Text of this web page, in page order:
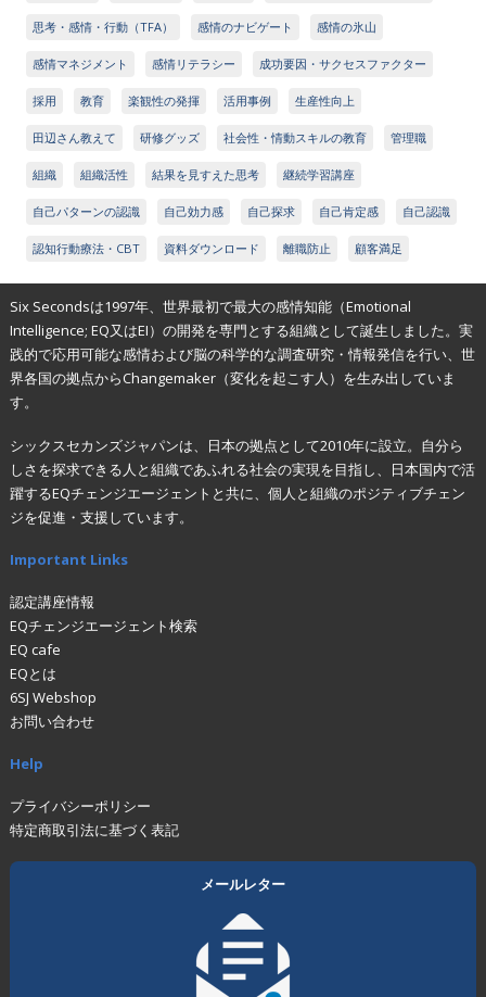
思考・感情・行動（TFA） 感情のナビゲート 感情の氷山
感情マネジメント 感情リテラシー 成功要因・サクセスファクター
採用 教育 楽観性の発揮 活用事例 生産性向上
田辺さん教えて 研修グッズ 社会性・情動スキルの教育 管理職
組織 組織活性 結果を見すえた思考 継続学習講座
自己パターンの認識 自己効力感 自己探求 自己肯定感 自己認識
認知行動療法・CBT 資料ダウンロード 離職防止 顧客満足
Six Secondsは1997年、世界最初で最大の感情知能（Emotional
Intelligence; EQ又はEI）の開発を専門とする組織として誕生しました。実
践的で応用可能な感情および脳の科学的な調査研究・情報発信を行い、世
界各国の拠点からChangemaker（変化を起こす人）を生み出していま
す。
シックスセカンズジャパンは、日本の拠点として2010年に設立。自分ら
しさを探求できる人と組織であふれる社会の実現を目指し、日本国内で活
躍するEQチェンジエージェントと共に、個人と組織のポジティブチェン
ジを促進・支援しています。
Important Links
認定講座情報
EQチェンジエージェント検索
EQ cafe
EQとは
6SJ Webshop
お問い合わせ
Help
プライバシーポリシー
特定商取引法に基づく表記
メールレター